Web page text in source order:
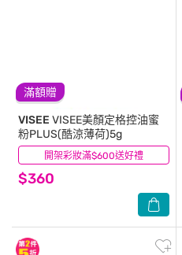
滿額贈
開架彩妝滿$600送好禮
VISEE VISEE美顏定格控油蜜
粉PLUS(酷涼薄荷)5g
$360
(0)